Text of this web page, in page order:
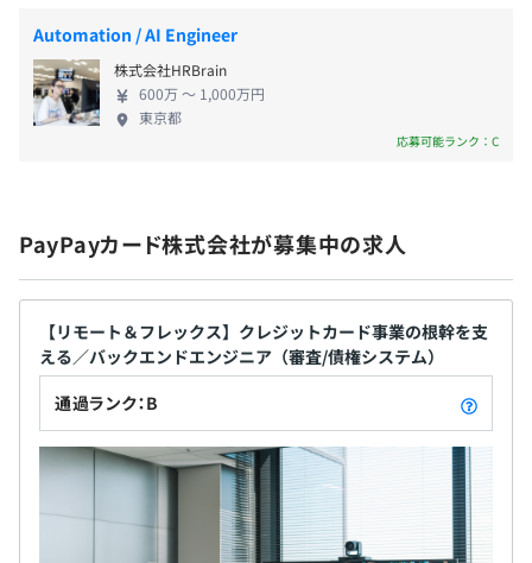
くことで、よりよいプロダクトの開発を目指しています。
プロダクト本部は、システム開発を担うプロダクト開発
部、Webデザインを担うCXO室、プロダクトの企画・推進
を担うプロダクト企画部の3つの組織で構成されており、
業務システム（基幹システム・周辺システム）の開発を担
う組織の中のデータ基盤のシステムの開発・運用をおこな
うチームです。
無期雇用
Automation / AI Engineer
株式会社HRBrain
600万 〜 1,000万円
東京都
応募可能ランク：C
PayPayカード株式会社が募集中の求人
【リモート＆フレックス】クレジットカード事業の根幹を支
える／バックエンドエンジニア（審査/債権システム）
通過ランク：B